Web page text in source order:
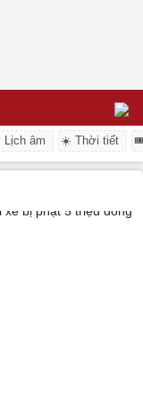
Lịch âm ☀️ Thời tiết